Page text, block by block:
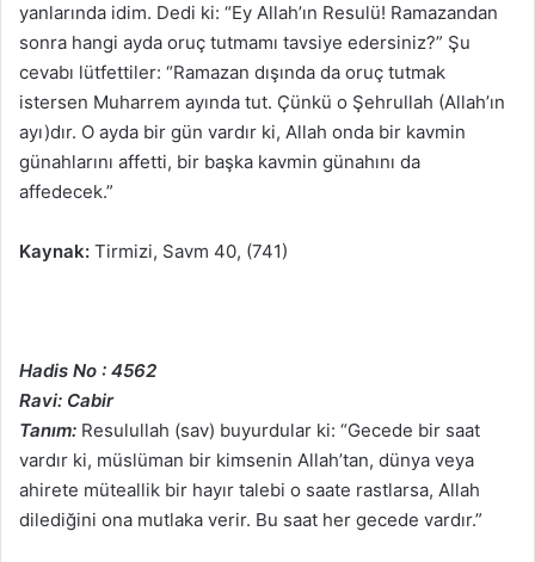
yanlarında idim. Dedi ki: “Ey Allah’ın Resulü! Ramazandan
sonra hangi ayda oruç tutmamı tavsiye edersiniz?” Şu
cevabı lütfettiler: “Ramazan dışında da oruç tutmak
istersen Muharrem ayında tut. Çünkü o Şehrullah (Allah’ın
ayı)dır. O ayda bir gün vardır ki, Allah onda bir kavmin
günahlarını affetti, bir başka kavmin günahını da
affedecek.”
Kaynak: Tirmizi, Savm 40, (741)
Hadis No : 4562
Ravi: Cabir
Tanım: Resulullah (sav) buyurdular ki: “Gecede bir saat
vardır ki, müslüman bir kimsenin Allah’tan, dünya veya
ahirete müteallik bir hayır talebi o saate rastlarsa, Allah
dilediğini ona mutlaka verir. Bu saat her gecede vardır.”